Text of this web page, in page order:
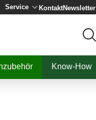
Service KontaktNewsletter
Know-How